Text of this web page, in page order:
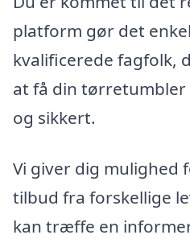
platform gør det
kvalificerede fagfolk,
at få din
og sikkert.
Vi giver dig mulighed
tilbud fra forskellige
kan træffe en